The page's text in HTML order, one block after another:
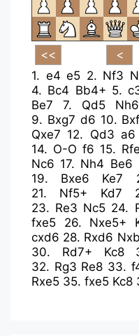
1. e4 e5 2. Nf3
4. Bc4 Bb4+ 5.
Be7
7. Qd5 Nh6
9. Bxg7 d6 10.
Qxe7 12. Qd3 a6
14. O-O f6 15.
Nc6 17. Nh4 Be6
19. Bxe6 Ke7
21. Nf5+ Kd7
23. Re3 Nc5 24.
fxe5
26. Nxe5+
cxd6 28. Rxd6
30. Rd7+ Kc8
32. Rg3 Re8 33.
Rxe5 35. fxe5 Kc8